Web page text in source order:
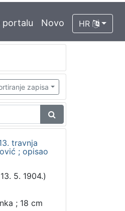
portalu Novo HR
zapisa
travnja
; opisao
5. 1904.)
; 18 cm